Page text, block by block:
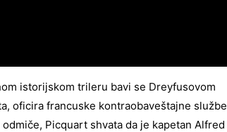
istorijskom trileru bavi se Dreyfusovom
oficira francuske kontraobaveštajne službe
Picquart shvata da je kapetan Alfred